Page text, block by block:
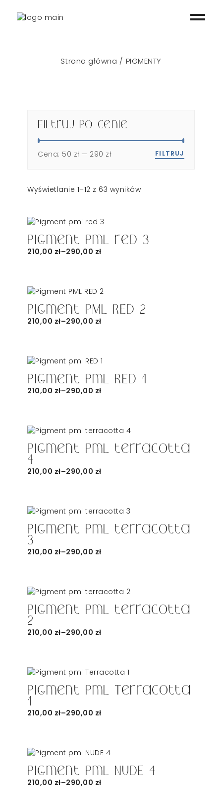
Strona główna PIGMENTY
Filtruj po cenie
FILTRUJ
Cena: 50 zł— 290 zł
Wyświetlanie 1–12 z 63 wyników
Pigment pml red 3
210,00 zł–290,00 zł
Pigment PML RED 2
210,00 zł–290,00 zł
Pigment pml RED 1
210,00 zł–290,00 zł
Pigment pml terracotta
4
210,00 zł–290,00 zł
Pigment pml terracotta
3
210,00 zł–290,00 zł
Pigment pml terracotta
2
210,00 zł–290,00 zł
Pigment pml Terracotta
1
210,00 zł–290,00 zł
Pigment pml NUDE 4
210,00 zł–290,00 zł